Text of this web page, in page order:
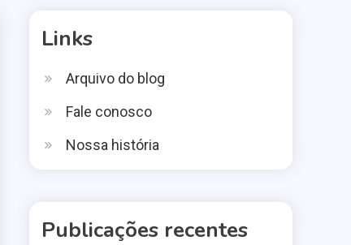
Links
Arquivo do blog
Fale conosco
Nossa história
Publicações recentes